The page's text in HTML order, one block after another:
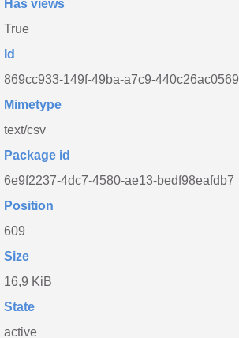
Has views
True
Id
869cc933-149f-49ba-a7c9-440c26ac0569
Mimetype
text/csv
Package id
6e9f2237-4dc7-4580-ae13-bedf98eafdb7
Position
609
Size
16,9 KiB
State
active